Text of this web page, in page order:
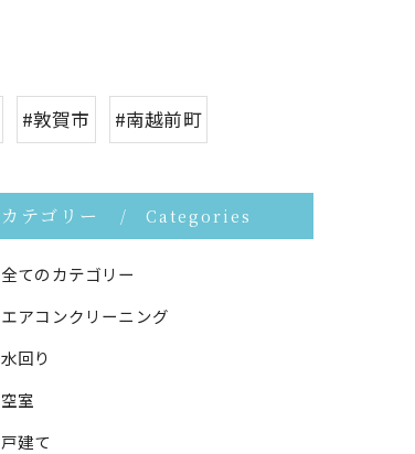
#敦賀市 #南越前町
カテゴリー Categories
全てのカテゴリー
エアコンクリーニング
水回り
空室
戸建て